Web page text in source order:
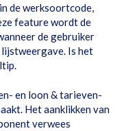
de werksoortcode,
feature wordt de
de gebruiker
Is het
en loon & tarieven-
Het aanklikken van
verwees